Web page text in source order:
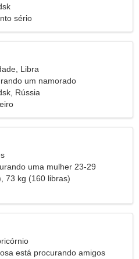
sério
Libra
um namorado
Rússia
uma mulher 23-29
73 kg (160 libras)
está procurando amigos